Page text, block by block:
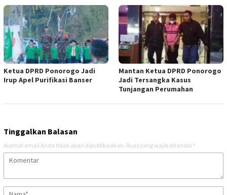
Ketua DPRD Ponorogo Jadi
Irup Apel Purifikasi Banser
Mantan Ketua DPRD Ponorogo
Jadi Tersangka Kasus
Tunjangan Perumahan
Tinggalkan Balasan
Alamat email Anda tidak akan dipublikasikan. Ruas yang wajib ditandai *